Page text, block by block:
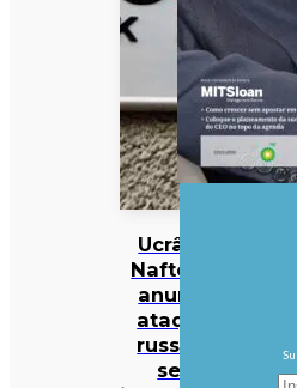
Ucrânia:
Naftogaz
anuncia
ataques
russos a
sete